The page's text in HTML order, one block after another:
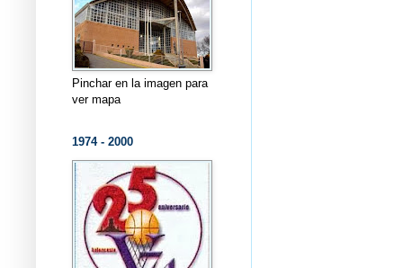
Pinchar en la imagen para
ver mapa
1974 - 2000